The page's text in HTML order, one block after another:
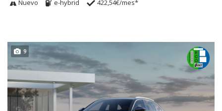
Nuevo e-hybrid 422,54€/mes*
9